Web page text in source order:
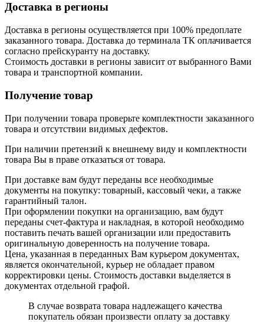
Доставка в регионы
Доставка в регионы осуществляется при 100% предоплате
заказанного товара. Доставка до терминала ТК оплачивается
согласно прейскуранту на доставку.
Стоимость доставки в регионы зависит от выбранного Вами
товара и транспортной компании.
Получение товар
При получении товара проверьте комплектности заказанного
товара и отсутствии видимых дефектов.
При наличии претензий к внешнему виду и комплектности
товара Вы в праве отказаться от товара.
При доставке вам будут переданы все необходимые
документы на покупку: товарный, кассовый чеки, а также
гарантийный талон.
При оформлении покупки на организацию, вам будут
переданы счет-фактура и накладная, в которой необходимо
поставить печать вашей организации или предоставить
оригинальную доверенность на получение товара.
Цена, указанная в переданных Вам курьером документах,
является окончательной, курьер не обладает правом
корректировки цены. Стоимость доставки выделяется в
документах отдельной графой.
В случае возврата товара надлежащего качества
покупатель обязан произвести оплату за доставку